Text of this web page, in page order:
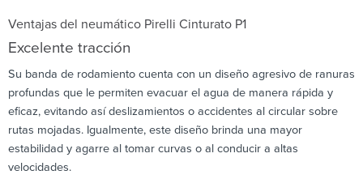
Ventajas del neumático Pirelli Cinturato P1
Excelente tracción
Su banda de rodamiento cuenta con un diseño agresivo de ranuras
profundas que le permiten evacuar el agua de manera rápida y
eficaz, evitando así deslizamientos o accidentes al circular sobre
rutas mojadas. Igualmente, este diseño brinda una mayor
estabilidad y agarre al tomar curvas o al conducir a altas
velocidades.